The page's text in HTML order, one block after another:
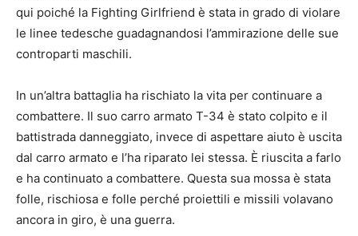
qui poiché la Fighting Girlfriend è stata in grado di violare
le linee tedesche guadagnandosi l’ammirazione delle sue
controparti maschili.
In un’altra battaglia ha rischiato la vita per continuare a
combattere. Il suo carro armato T-34 è stato colpito e il
battistrada danneggiato, invece di aspettare aiuto è uscita
dal carro armato e l’ha riparato lei stessa. È riuscita a farlo
e ha continuato a combattere. Questa sua mossa è stata
folle, rischiosa e folle perché proiettili e missili volavano
ancora in giro, è una guerra.